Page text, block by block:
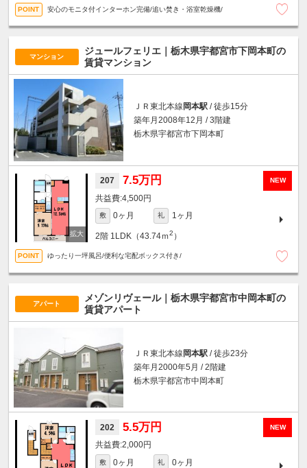
安心のモニタ付インターホン完備/追い焚き・浴室乾燥機/
マンション
ジュールフェリエ｜栃木県宇都宮市下岡本町の
賃貸マンション
ＪＲ東北本線 岡本駅 / 徒歩15分
築年月2008年12月 / 3階建
栃木県宇都宮市下岡本町
NEW
207 7.5万円
4,500円
敷 0ヶ月 礼 1ヶ月
2階 1LDK（43.74ｍ2 ）
ゆったり一坪風呂/便利な宅配ボックス付き/
アパート
メゾンリヴェール｜栃木県宇都宮市中岡本町の
賃貸アパート
ＪＲ東北本線岡本駅 / 徒歩23分
築年月2000年5月 / 2階建
栃木県宇都宮市中岡本町
NEW
202 5.5万円
2,000円
敷 0ヶ月 礼 0ヶ月